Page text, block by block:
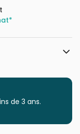
large choix de
de 3 ans.